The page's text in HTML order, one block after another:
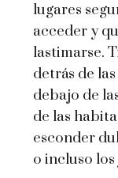
lugares
acceder y
lastimarse.
detrás de
debajo de
de las
esconder
o incluso